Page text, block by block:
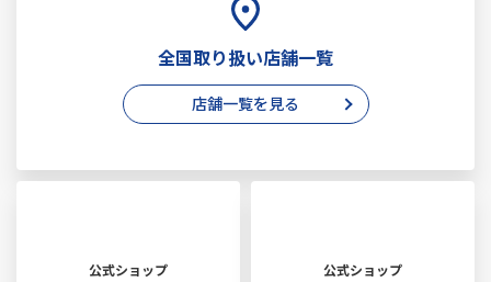
全国取り扱い店舗一覧
店舗一覧を見る
公式ショップ 公式ショップ